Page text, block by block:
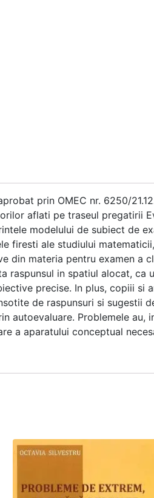
prin OMEC nr. 6250/
aflati pe traseul pregatirii
modelului de subiect de
firesti ale studiului
din materia pentru examen a
raspunsul in spatiul alocat, ca
precise. In plus, copiii si
de raspunsuri si sugestii
Problemele au,
a aparatului conceptual